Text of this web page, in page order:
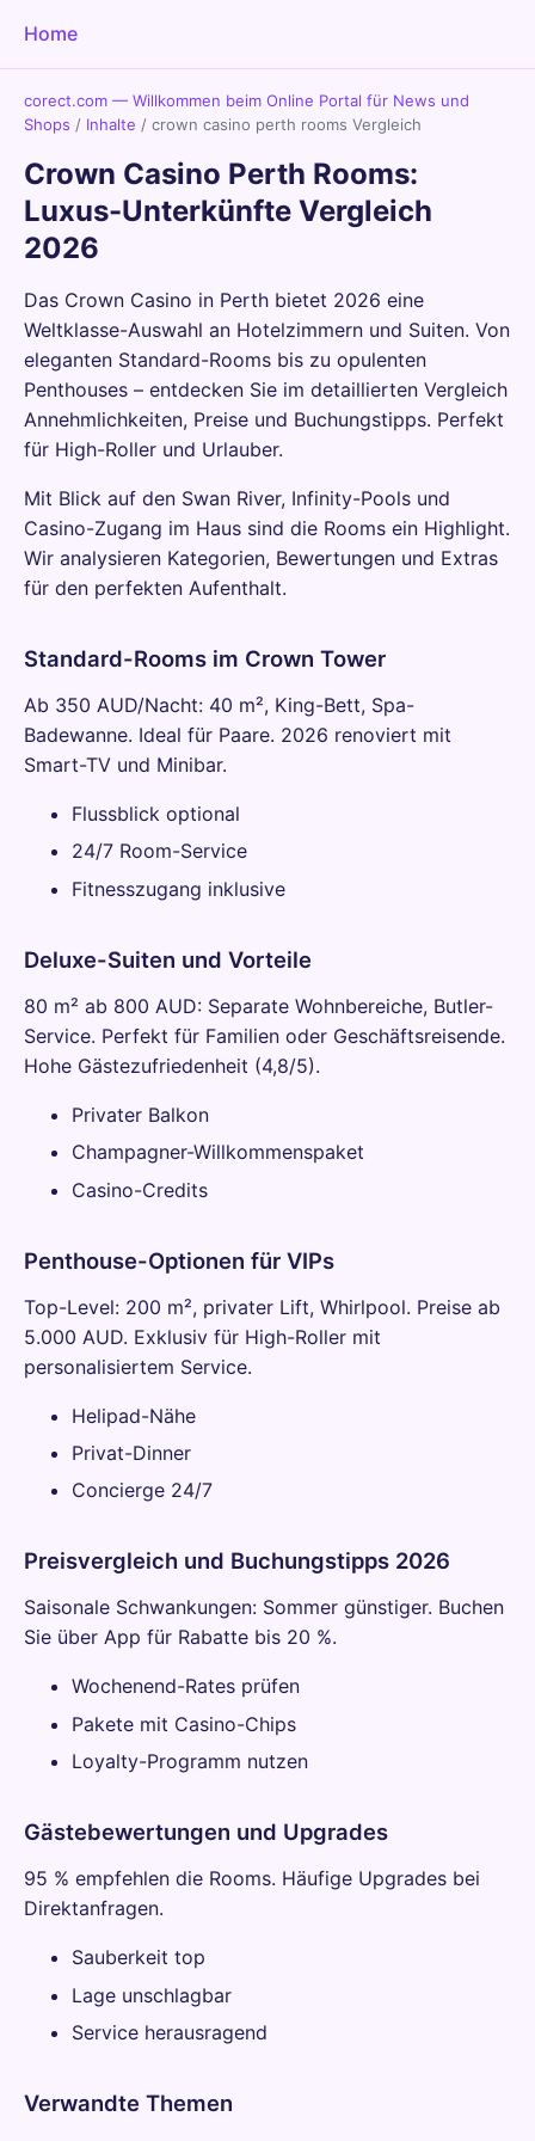
Home
corect.com — Willkommen beim Online Portal für News und
Shops / Inhalte / crown casino perth rooms Vergleich
Crown Casino Perth Rooms:
Luxus-Unterkünfte Vergleich
2026
Das Crown Casino in Perth bietet 2026 eine
Weltklasse-Auswahl an Hotelzimmern und Suiten. Von
eleganten Standard-Rooms bis zu opulenten
Penthouses – entdecken Sie im detaillierten Vergleich
Annehmlichkeiten, Preise und Buchungstipps. Perfekt
für High-Roller und Urlauber.
Mit Blick auf den Swan River, Infinity-Pools und
Casino-Zugang im Haus sind die Rooms ein Highlight.
Wir analysieren Kategorien, Bewertungen und Extras
für den perfekten Aufenthalt.
Standard-Rooms im Crown Tower
Ab 350 AUD/Nacht: 40 m², King-Bett, Spa-
Badewanne. Ideal für Paare. 2026 renoviert mit
Smart-TV und Minibar.
Flussblick optional
24/7 Room-Service
Fitnesszugang inklusive
Deluxe-Suiten und Vorteile
80 m² ab 800 AUD: Separate Wohnbereiche, Butler-
Service. Perfekt für Familien oder Geschäftsreisende.
Hohe Gästezufriedenheit (4,8/5).
Privater Balkon
Champagner-Willkommenspaket
Casino-Credits
Penthouse-Optionen für VIPs
Top-Level: 200 m², privater Lift, Whirlpool. Preise ab
5.000 AUD. Exklusiv für High-Roller mit
personalisiertem Service.
Helipad-Nähe
Privat-Dinner
Concierge 24/7
Preisvergleich und Buchungstipps 2026
Saisonale Schwankungen: Sommer günstiger. Buchen
Sie über App für Rabatte bis 20 %.
Wochenend-Rates prüfen
Pakete mit Casino-Chips
Loyalty-Programm nutzen
Gästebewertungen und Upgrades
95 % empfehlen die Rooms. Häufige Upgrades bei
Direktanfragen.
Sauberkeit top
Lage unschlagbar
Service herausragend
Verwandte Themen